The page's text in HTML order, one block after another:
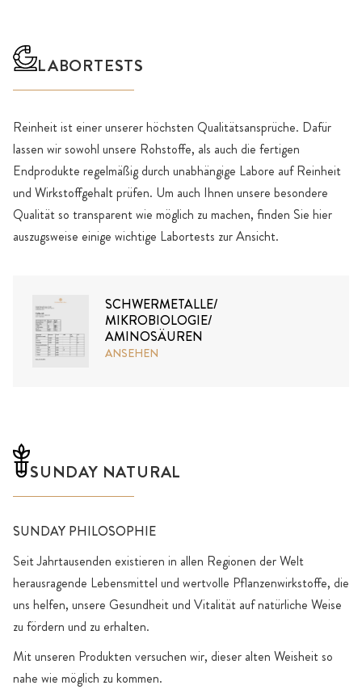
LABORTESTS
Reinheit ist einer unserer höchsten Qualitätsansprüche. Dafür
lassen wir sowohl unsere Rohstoffe, als auch die fertigen
Endprodukte regelmäßig durch unabhängige Labore auf Reinheit
und Wirkstoffgehalt prüfen. Um auch Ihnen unsere besondere
Qualität so transparent wie möglich zu machen, finden Sie hier
auszugsweise einige wichtige Labortests zur Ansicht.
SCHWERMETALLE/
MIKROBIOLOGIE/
AMINOSÄUREN
ANSEHEN
SUNDAY NATURAL
SUNDAY PHILOSOPHIE
Seit Jahrtausenden existieren in allen Regionen der Welt
herausragende Lebensmittel und wertvolle Pflanzenwirkstoffe, die
uns helfen, unsere Gesundheit und Vitalität auf natürliche Weise
zu fördern und zu erhalten.
Mit unseren Produkten versuchen wir, dieser alten Weisheit so
nahe wie möglich zu kommen.